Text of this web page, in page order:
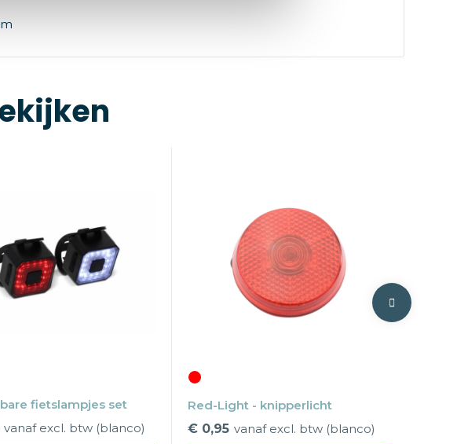
fietslampjes set
vanaf excl. btw (blanco)
Red-Light - knipperlicht
€ 0,95 vanaf excl. btw (blanco)